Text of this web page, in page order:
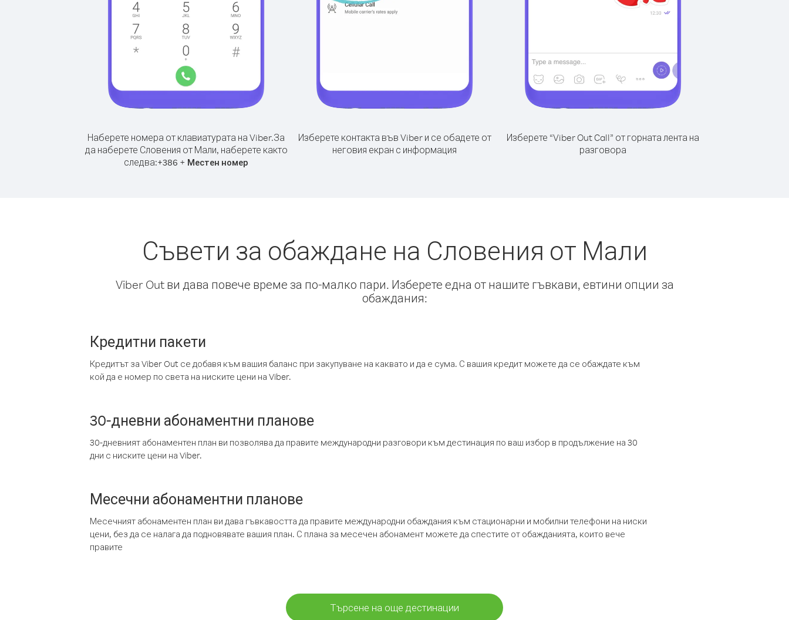
Наберете номера от клавиатурата на Viber.За
да наберете Словения от Мали, наберете както
следва:+386 + Местен номер
Изберете контакта във Viber и се обадете от
неговия екран с информация
Изберете “Viber Out Call” от горната лента на
разговора
Съвети за обаждане на Словения от Мали
Viber Out ви дава повече време за по-малко пари. Изберете една от нашите гъвкави, евтини опции за
обаждания:
Кредитни пакети
Кредитът за Viber Out се добавя към вашия баланс при закупуване на каквато и да е сума. С вашия кредит можете да се обаждате към
кой да е номер по света на ниските цени на Viber.
30-дневни абонаментни планове
30-дневният абонаментен план ви позволява да правите международни разговори към дестинация по ваш избор в продължение на 30
дни с ниските цени на Viber.
Месечни абонаментни планове
Месечният абонаментен план ви дава гъвкавостта да правите международни обаждания към стационарни и мобилни телефони на ниски
цени, без да се налага да подновявате вашия план. С плана за месечен абонамент можете да спестите от обажданията, които вече
правите
Търсене на още дестинации